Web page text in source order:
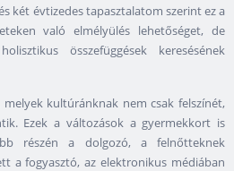
két évtizedes tapasztalatom szerint ez a
való elmélyülés lehetőséget, de
összefüggések keresésének
kultúránknak nem csak felszínét,
Ezek a változások a gyermekkort is
részén a dolgozó, a felnőtteknek
a fogyasztó, az elektronikus médiában